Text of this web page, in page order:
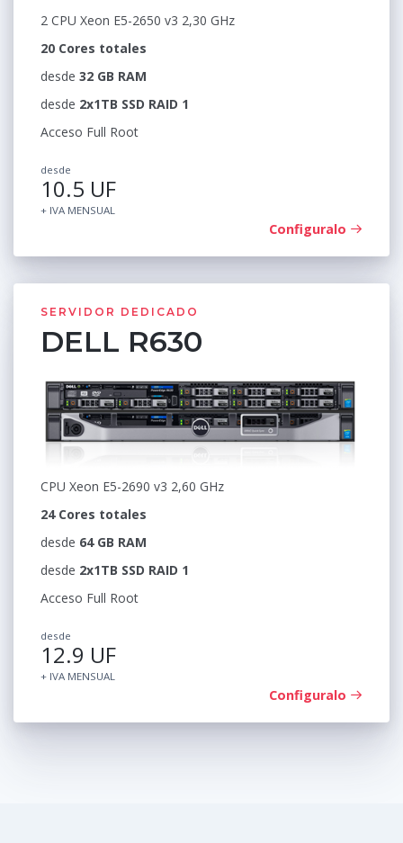
2 CPU Xeon E5-2650 v3 2,30 GHz
20 Cores totales
desde 32 GB RAM
desde 2x1TB SSD RAID 1
Acceso Full Root
desde
10.5 UF
+ IVA MENSUAL
Configuralo
SERVIDOR DEDICADO
DELL R630
CPU Xeon E5-2690 v3 2,60 GHz
24 Cores totales
desde 64 GB RAM
desde 2x1TB SSD RAID 1
Acceso Full Root
desde
12.9 UF
+ IVA MENSUAL
Configuralo